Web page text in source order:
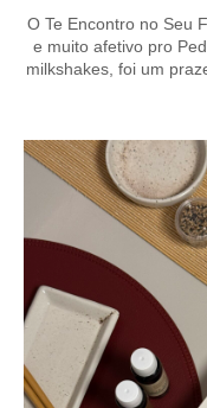
O Te Encontro no Seu
e muito afetivo pro
milkshakes, foi um